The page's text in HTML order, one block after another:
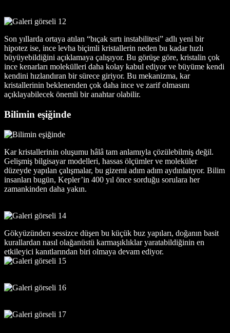
Son yıllarda ortaya atılan “bıçak sırtı instabilitesi” adlı yeni bir
hipotez ise, ince levha biçimli kristallerin neden bu kadar hızlı
büyüyebildiğini açıklamaya çalışıyor. Bu görüşe göre, kristalin çok
ince kenarları molekülleri daha kolay kabul ediyor ve büyüme kendi
kendini hızlandıran bir sürece giriyor. Bu mekanizma, kar
kristallerinin beklenenden çok daha ince ve zarif olmasını
açıklayabilecek önemli bir anahtar olabilir.
Bilimin eşiğinde
Kar kristallerinin oluşumu hâlâ tam anlamıyla çözülebilmiş değil.
Gelişmiş bilgisayar modelleri, hassas ölçümler ve moleküler
düzeyde yapılan çalışmalar, bu gizemi adım adım aydınlatıyor. Bilim
insanları bugün, Kepler’in 400 yıl önce sorduğu sorulara her
zamankinden daha yakın.
Gökyüzünden sessizce düşen bu küçük buz yapıları, doğanın basit
kurallardan nasıl olağanüstü karmaşıklıklar yaratabildiğinin en
etkileyici kanıtlarından biri olmaya devam ediyor.